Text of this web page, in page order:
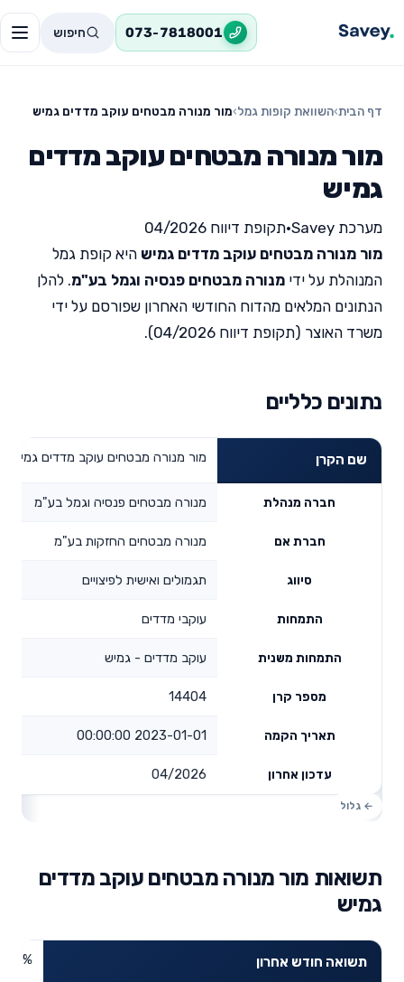
073-7818001 חיפוש
דף הבית›השוואת קופות גמל›מור מנורה מבטחים עוקב מדדים גמיש
מור מנורה מבטחים עוקב מדדים
גמיש
מערכת Savey •תקופת דיווח 04/2026
מור מנורה מבטחים עוקב מדדים גמיש היא קופת גמל
המנוהלת על ידי מנורה מבטחים פנסיה וגמל בע"מ. להלן
הנתונים המלאים מהדוח החודשי האחרון שפורסם על ידי
משרד האוצר (תקופת דיווח 04/2026).
נתונים כלליים
שם הקרן מור מנורה מבטחים עוקב מדדים גמיש
חברה מנהלת מנורה מבטחים פנסיה וגמל בע"מ
חברת אם מנורה מבטחים החזקות בע"מ
סיווג תגמולים ואישית לפיצויים
התמחות עוקבי מדדים
התמחות משנית עוקב מדדים - גמיש
מספר קרן 14404
תאריך הקמה 2023-01-01 00:00:00
עדכון אחרון 04/2026
תשואות מור מנורה מבטחים עוקב מדדים
גמיש
תשואה חודש אחרון